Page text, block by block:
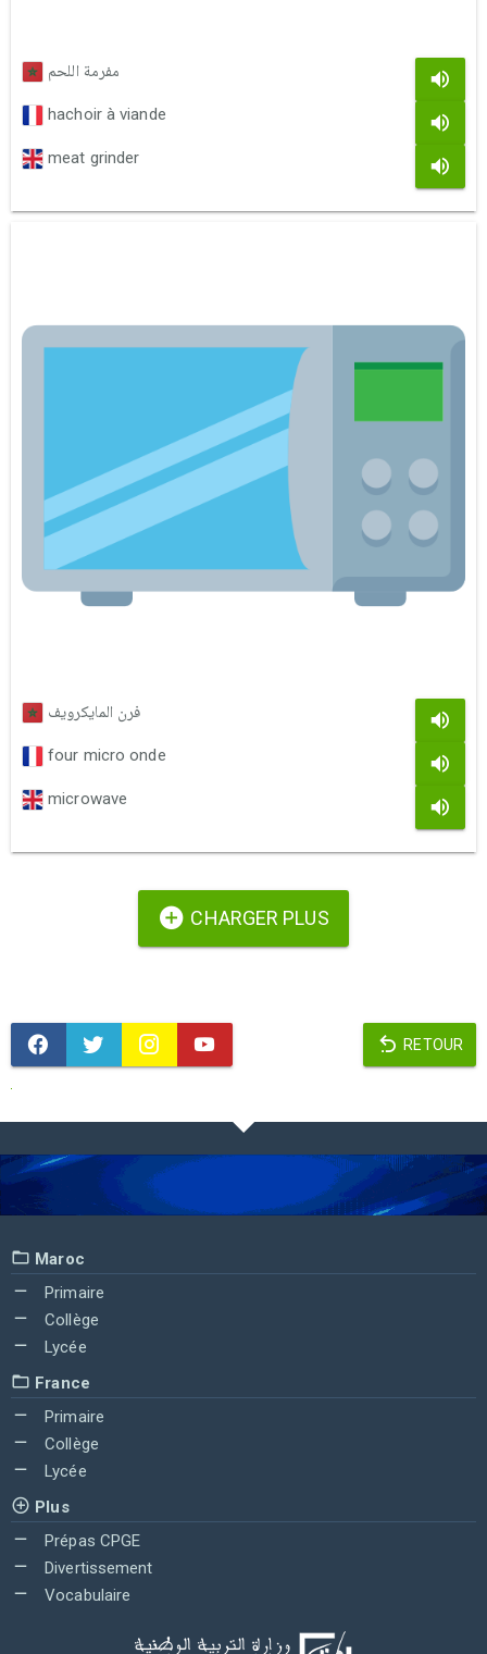
مفرمة اللحم
hachoir à viande
meat grinder
فرن المايكرويف
four micro onde
microwave
CHARGER PLUS
RETOUR
Maroc
Primaire
Collège
Lycée
France
Primaire
Collège
Lycée
Plus
Prépas CPGE
Divertissement
Vocabulaire